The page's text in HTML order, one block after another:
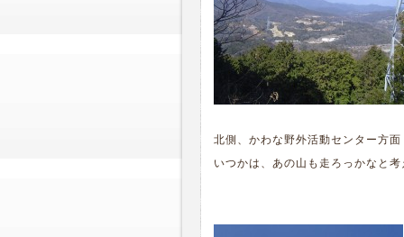
北側、かわな野外活動センター方面
いつかは、あの山も走ろっかなと考